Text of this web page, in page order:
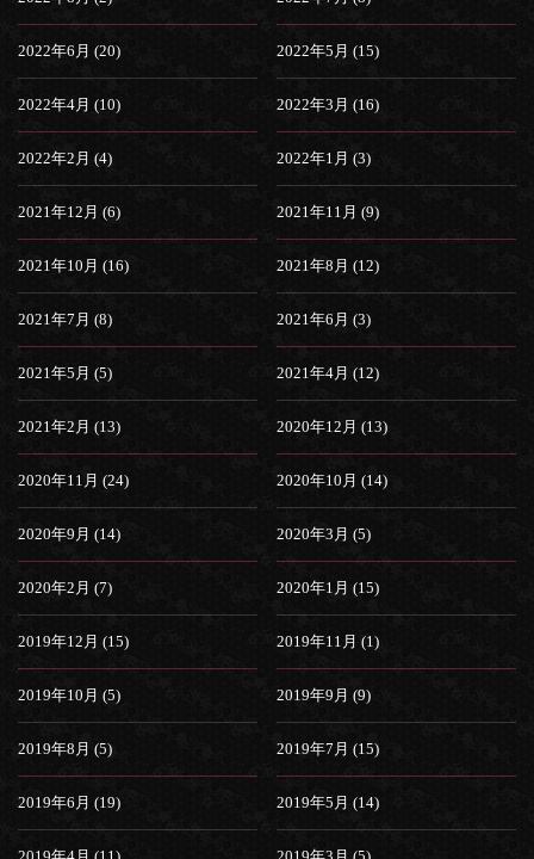
2022年6月 (20) 2022年5月 (15)
2022年4月 (10) 2022年3月 (16)
2022年2月 (4) 2022年1月 (3)
2021年12月 (6) 2021年11月 (9)
2021年10月 (16) 2021年8月 (12)
2021年7月 (8) 2021年6月 (3)
2021年5月 (5) 2021年4月 (12)
2021年2月 (13) 2020年12月 (13)
2020年11月 (24) 2020年10月 (14)
2020年9月 (14) 2020年3月 (5)
2020年2月 (7) 2020年1月 (15)
2019年12月 (15) 2019年11月 (1)
2019年10月 (5) 2019年9月 (9)
2019年8月 (5) 2019年7月 (15)
2019年6月 (19) 2019年5月 (14)